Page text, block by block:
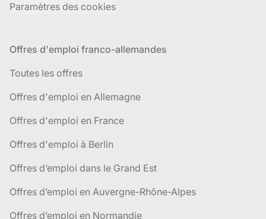
Paramètres des cookies
Offres d'emploi franco-allemandes
Toutes les offres
Offres d'emploi en Allemagne
Offres d'emploi en France
Offres d'emploi à Berlin
Offres d’emploi dans le Grand Est
Offres d’emploi en Auvergne-Rhône-Alpes
Offres d’emploi en Normandie